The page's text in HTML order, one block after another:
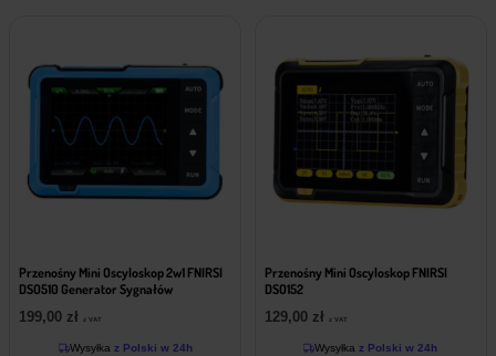
Przenośny Mini Oscyloskop 2w1 FNIRSI
DSO510 Generator Sygnałów
199,00 zł z VAT
Wysyłka z Polski w 24h
Przenośny Mini Oscyloskop FNIRSI
DSO152
129,00 zł z VAT
Wysyłka z Polski w 24h